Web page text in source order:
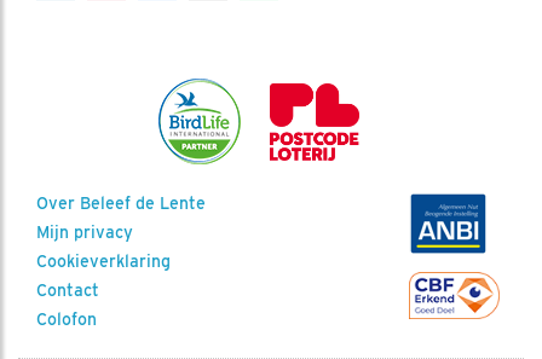
Over Beleef de Lente
Mijn privacy
Cookieverklaring
Contact
Colofon